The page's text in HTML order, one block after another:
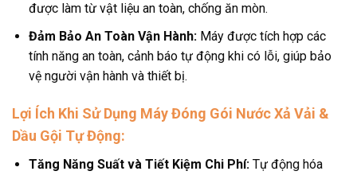
được làm từ vật liệu an toàn, chống ăn mòn.
Đảm Bảo An Toàn Vận Hành:Máy được tích hợp các
tính năng an toàn, cảnh báo tự động khi có lỗi, giúp bảo
vệ người vận hành và thiết bị.
Lợi Ích Khi Sử Dụng Máy Đóng Gói Nước Xả Vải &
Dầu Gội Tự Động:
Tăng Năng Suất và Tiết Kiệm Chi Phí:Tự động hóa